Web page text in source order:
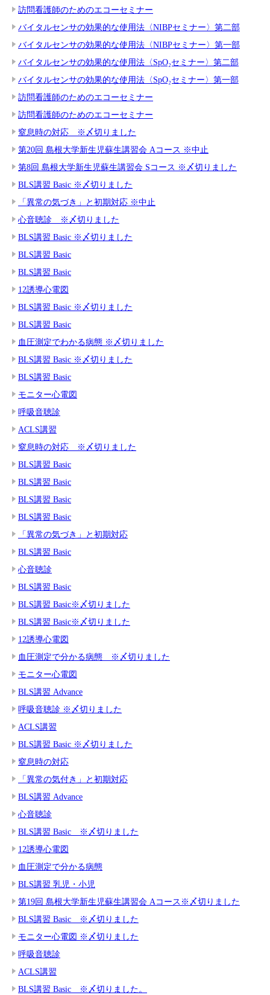
訪問看護師のためのエコーセミナー
バイタルセンサの効果的な使用法〈NIBPセミナー〉第二部
バイタルセンサの効果的な使用法〈NIBPセミナー〉第一部
バイタルセンサの効果的な使用法〈SpO₂セミナー〉第二部
バイタルセンサの効果的な使用法〈SpO₂セミナー〉第一部
訪問看護師のためのエコーセミナー
訪問看護師のためのエコーセミナー
窒息時の対応 ※〆切りました
第20回 島根大学新生児蘇生講習会 Aコース ※中止
第8回 島根大学新生児蘇生講習会 Sコース ※〆切りました
BLS講習 Basic ※〆切りました
「異常の気づき」と初期対応 ※中止
心音聴診 ※〆切りました
BLS講習 Basic ※〆切りました
BLS講習 Basic
BLS講習 Basic
12誘導心電図
BLS講習 Basic ※〆切りました
BLS講習 Basic
血圧測定でわかる病態 ※〆切りました
BLS講習 Basic ※〆切りました
BLS講習 Basic
モニター心電図
呼吸音聴診
ACLS講習
窒息時の対応 ※〆切りました
BLS講習 Basic
BLS講習 Basic
BLS講習 Basic
BLS講習 Basic
「異常の気づき」と初期対応
BLS講習 Basic
心音聴診
BLS講習 Basic
BLS講習 Basic※〆切りました
BLS講習 Basic※〆切りました
12誘導心電図
血圧測定で分かる病態 ※〆切りました
モニター心電図
BLS講習 Advance
呼吸音聴診 ※〆切りました
ACLS講習
BLS講習 Basic ※〆切りました
窒息時の対応
「異常の気付き」と初期対応
BLS講習 Advance
心音聴診
BLS講習 Basic ※〆切りました
12誘導心電図
血圧測定で分かる病態
BLS講習 乳児・小児
第19回 島根大学新生児蘇生講習会 Aコース※〆切りました
BLS講習 Basic ※〆切りました
モニター心電図 ※〆切りました
呼吸音聴診
ACLS講習
BLS講習 Basic ※〆切りました。